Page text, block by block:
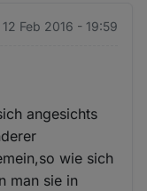
12 Feb 2016 - 19:59
angesichts
wie sich
man sie in